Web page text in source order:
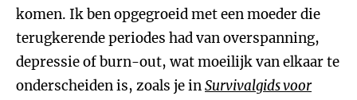
komen. Ik ben opgegroeid met een moeder die
terugkerende periodes had van overspanning,
depressie of burn-out, wat moeilijk van elkaar te
onderscheiden is, zoals je inSurvivalgids voor